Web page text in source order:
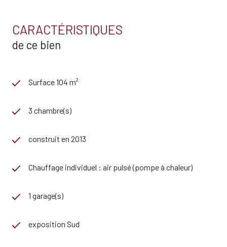
CARACTÉRISTIQUES
de ce bien
Surface 104 m²
3 chambre(s)
construit en 2013
Chauffage individuel : air pulsé (pompe à chaleur)
1 garage(s)
exposition Sud